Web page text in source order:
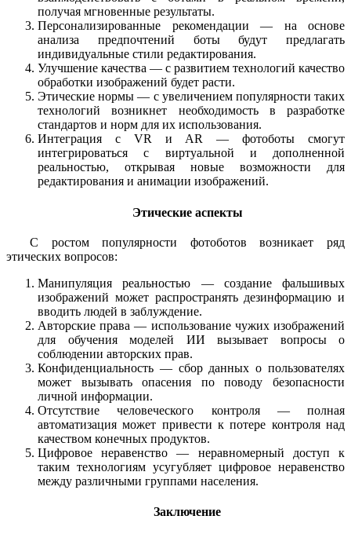
получая мгновенные результаты.
Персонализированные рекомендации — на основе
анализа предпочтений боты будут предлагать
индивидуальные стили редактирования.
Улучшение качества — с развитием технологий качество
обработки изображений будет расти.
Этические нормы — с увеличением популярности таких
технологий возникнет необходимость в разработке
стандартов и норм для их использования.
Интеграция с VR и AR — фотоботы смогут
интегрироваться с виртуальной и дополненной
реальностью, открывая новые возможности для
редактирования и анимации изображений.
Этические аспекты
С ростом популярности фотоботов возникает ряд
этических вопросов:
Манипуляция реальностью — создание фальшивых
изображений может распространять дезинформацию и
вводить людей в заблуждение.
Авторские права — использование чужих изображений
для обучения моделей ИИ вызывает вопросы о
соблюдении авторских прав.
Конфиденциальность — сбор данных о пользователях
может вызывать опасения по поводу безопасности
личной информации.
Отсутствие человеческого контроля — полная
автоматизация может привести к потере контроля над
качеством конечных продуктов.
Цифровое неравенство — неравномерный доступ к
таким технологиям усугубляет цифровое неравенство
между различными группами населения.
Заключение